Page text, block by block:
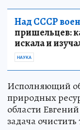
Над СССР
пришельцев:
искала и
НАУКА
Исполняющий
природных
области
задача